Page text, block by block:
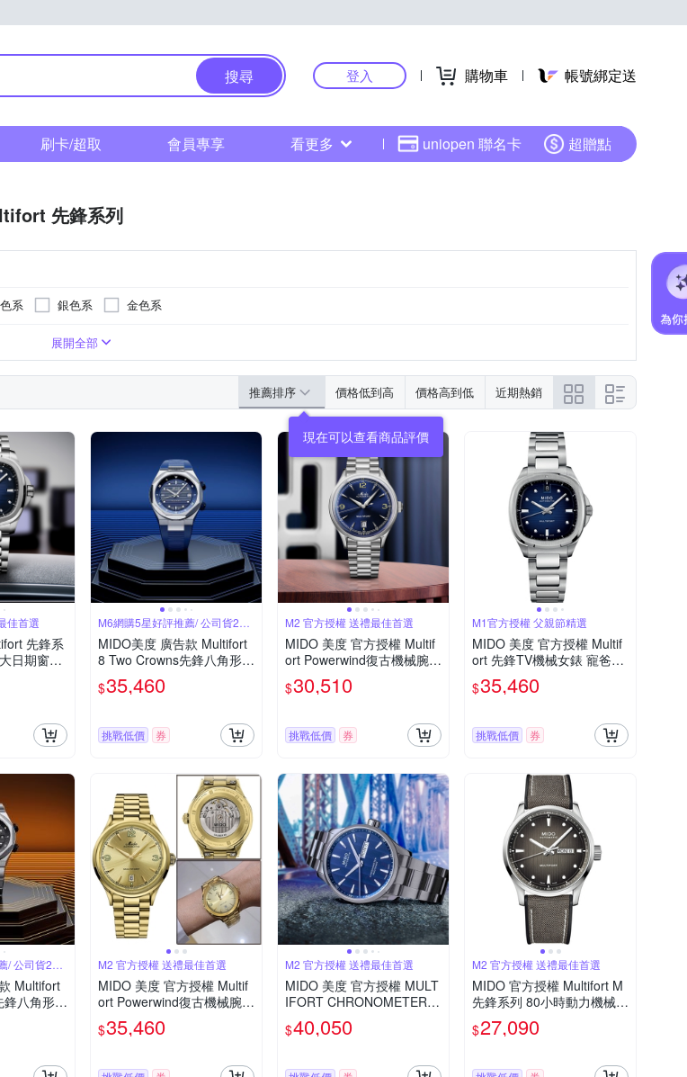
搜尋 登入 購物車 帳號綁定送
刷卡/超取 會員專享 看更多 uniopen 聯名卡 超贈點
先鋒系列
系 銀色系 金色系
金色系
帆布錶帶
一般摺疊錶扣
展開全部
推薦排序 價格低到高 價格高到低 近期熱銷
佳首選
先鋒系
日期窗機
40
M6網購5星好評推薦/ 公司貨2年
保固
MIDO美度 廣告款 Multifort
8 Two Crowns先鋒八角形內
錶圈雙錶冠藍面40㎜ M6(M
0475071704100)
$35,460
挑戰低價 券
M2 官方授權 送禮最佳首選
MIDO 美度 官方授權 Multif
ort Powerwind復古機械腕
錶-M0404071104700/藍40
mm
$30,510
挑戰低價 券
M1官方授權 父親節精選
MIDO 美度 官方授權 Multif
ort 先鋒TV機械女錶 寵爸時
刻 送禮推薦-漸層藍/34.2x3
5mm M0493071104100
$35,460
挑戰低價 券
/ 公司貨2年
Multifort
八角形內
㎜ M6(M
M2 官方授權 送禮最佳首選
MIDO 美度 官方授權 Multif
ort Powerwind復古機械腕
錶-金色(M040407330270
0)/40mm
$35,460
M2 官方授權 送禮最佳首選
MIDO 美度 官方授權 MULT
IFORT CHRONOMETER天
文台機械錶-藍/42mmM038
4311104100
$40,050
M2 官方授權 送禮最佳首選
MIDO 官方授權 Multifort M
先鋒系列 80小時動力機械錶
M0384301708100/42mm
$27,090